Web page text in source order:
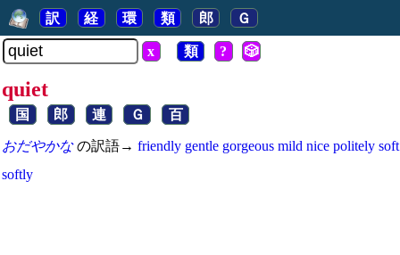
訳 経 環 類 郎 Ｇ
x 類 ? 🎲
quiet
国 郎 連 Ｇ 百
おだやかなの訳語→ friendly gentle gorgeous mild nice politely soft
softly